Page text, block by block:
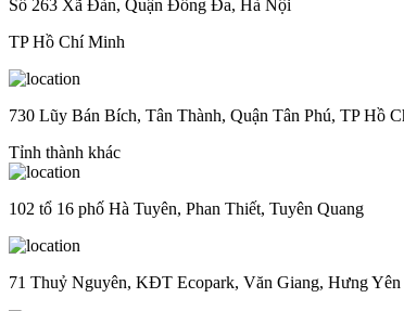
Số 263 Xã Đàn, Quận Đống Đa, Hà Nội
TP Hồ Chí Minh
730 Lũy Bán Bích, Tân Thành, Quận Tân Phú, TP Hồ
Tỉnh thành khác
102 tổ 16 phố Hà Tuyên, Phan Thiết, Tuyên Quang
71 Thuỷ Nguyên, KĐT Ecopark, Văn Giang, Hưng Yên